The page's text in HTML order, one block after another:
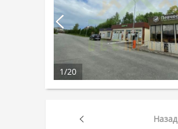
1/20
Назад